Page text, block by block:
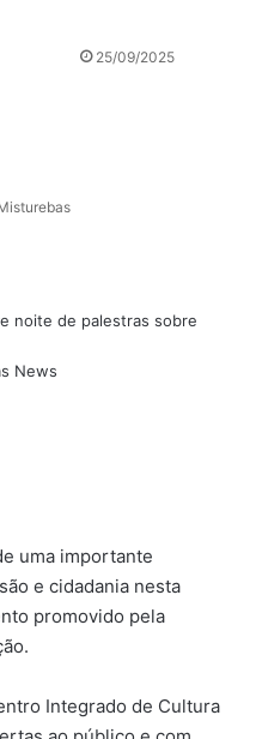
25/09/2025
News
uma importante
e cidadania nesta
promovido pela
Integrado de Cultura